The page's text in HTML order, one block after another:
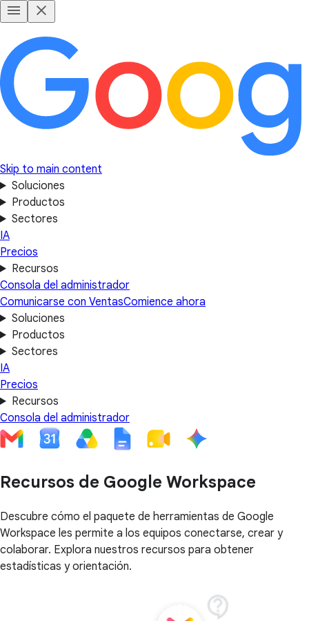
Skip to main content
Soluciones
Productos
Sectores
IA
Precios
Recursos
Consola del administrador
Comunicarse con VentasComience ahora
Soluciones
Productos
Sectores
IA
Precios
Recursos
Consola del administrador
Recursos de Google Workspace
Descubre cómo el paquete de herramientas de Google
Workspace les permite a los equipos conectarse, crear y
colaborar. Explora nuestros recursos para obtener
estadísticas y orientación.